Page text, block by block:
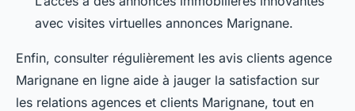
avec visites virtuelles annonces Marignane.
Enfin, consulter régulièrement les avis clients agence
Marignane en ligne aide à jauger la satisfaction sur
les relations agences et clients Marignane, tout en